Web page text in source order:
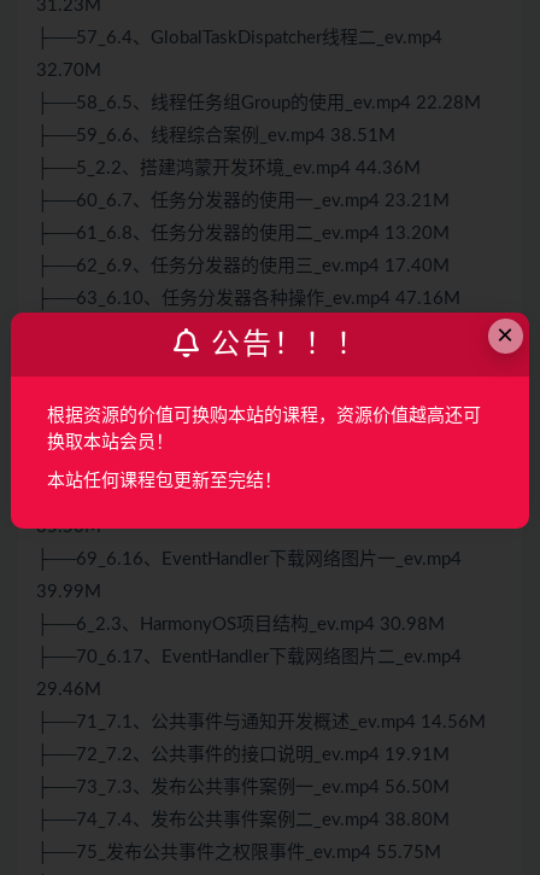
31.23M
├──57_6.4、GlobalTaskDispatcher线程二_ev.mp4
32.70M
├──58_6.5、线程任务组Group的使用_ev.mp4 22.28M
├──59_6.6、线程综合案例_ev.mp4 38.51M
├──5_2.2、搭建鸿蒙开发环境_ev.mp4 44.36M
├──60_6.7、任务分发器的使用一_ev.mp4 23.21M
├──61_6.8、任务分发器的使用二_ev.mp4 13.20M
├──62_6.9、任务分发器的使用三_ev.mp4 17.40M
├──63_6.10、任务分发器各种操作_ev.mp4 47.16M
├──64_6.11、线程间的通信_ev.mp4 20.40M
├──67_6.14、EventHandler投递InnerEvent事件_ev.mp4
├──68_6.15、EventHandler投递Runnable事件_ev.mp4
35.50M
├──69_6.16、EventHandler下载网络图片一_ev.mp4
39.99M
├──6_2.3、HarmonyOS项目结构_ev.mp4 30.98M
├──70_6.17、EventHandler下载网络图片二_ev.mp4
29.46M
├──71_7.1、公共事件与通知开发概述_ev.mp4 14.56M
├──72_7.2、公共事件的接口说明_ev.mp4 19.91M
├──73_7.3、发布公共事件案例一_ev.mp4 56.50M
├──74_7.4、发布公共事件案例二_ev.mp4 38.80M
├──75_发布公共事件之权限事件_ev.mp4 55.75M
×
公告！！！
根据资源的价值可换购本站的课程，资源价值越高还可
换取本站会员！
本站任何课程包更新至完结！